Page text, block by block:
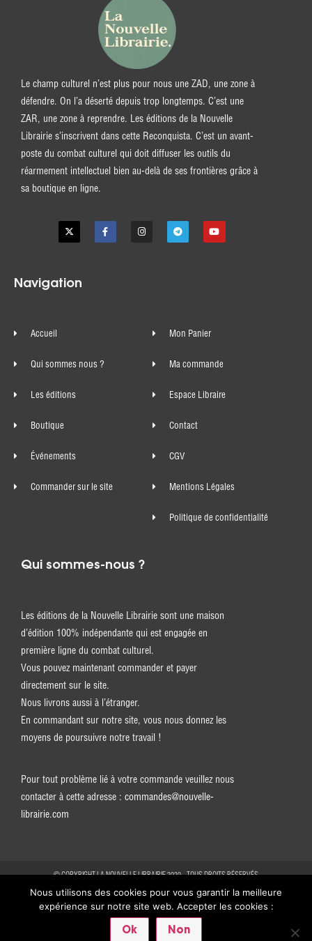
Le champ culturel n’est plus pour nous une ZAD, une zone à
défendre. On l’a déserté depuis trop longtemps. C’est une
ZAR, une zone à reprendre. Les éditions de la Nouvelle
Librairie s’inscrivent dans cette Reconquista. C’est un avant-
poste du combat culturel qui doit diffuser les outils du
réarmement intellectuel bien au-delà de ses frontières grâce à
sa boutique en ligne.
Navigation
Accueil
Qui sommes nous ?
Les éditions
Boutique
Événements
Commander sur le site
Mon Panier
Ma commande
Espace Libraire
Contact
CGV
Mentions Légales
Politique de confidentialité
Qui sommes-nous ?
Les éditions de la Nouvelle Librairie sont une maison
d’édition 100% indépendante qui est engagée en
première ligne du combat culturel.
Vous pouvez maintenant commander et payer
directement sur le site.
Nous livrons aussi à l’étranger.
En commandant sur notre site, vous nous donnez les
moyens de poursuivre notre travail !
Pour tout problème lié à votre commande veuillez nous
contacter à cette adresse : commandes@nouvelle-
librairie.com
© COPYRIGHT LA NOUVELLE LIBRAIRIE 2020 - TOUS DROITS RÉSERVÉS
Nous utilisons des cookies pour vous garantir la meilleure
expérience sur notre site web. Accepter les cookies :
Ok Non